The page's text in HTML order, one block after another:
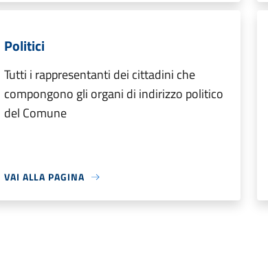
Politici
Tutti i rappresentanti dei cittadini che
compongono gli organi di indirizzo politico
del Comune
VAI ALLA PAGINA